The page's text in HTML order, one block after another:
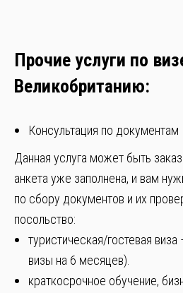
Прочие услуги по
Великобританию:
Консультация по документам
Данная услуга может быть
анкета уже заполнена, и вам
по сбору документов и их
посольство:
туристическая/гостевая
визы на 6 месяцев).
краткосрочное обучение,